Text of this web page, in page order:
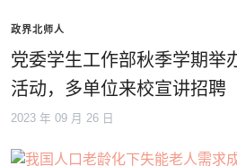
政界北师人
党委学生工作部秋季学期举
活动，多单位来校宣讲招聘
2023 年 09 月 26 日